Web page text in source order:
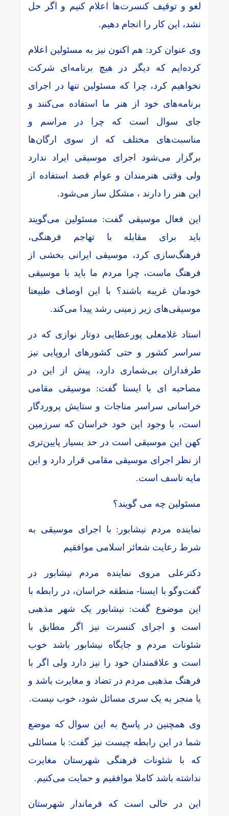
لغو و توقیف کنسرت‌ها اعلام کنیم و اگر حل
نشد، این کار را انجام دهیم.
وی عنوان کرد: هم اکنون نیز به مسئولین اعلام
کرده‌ایم که دیگر در هیچ برنامه‌ای شرکت
نخواهیم کرد، چرا که مسئولین تنها در اجرای
برنامه‌های خود از هنر ما استفاده می‌کنند و
جای سوال است که چرا در مراسم و
مناسبت‌های مختلف که از سوی ارگان‌ها
برگزار می‌شود اجرای موسیقی ایراد ندارد
ولی وقتی هنرمندان و عوام قصد استفاده از
این هنر را دارند ، مشکل ساز می‌شود.
این فعال موسیقی گفت: مسئولین می‌گویند
باید برای مقابله با تهاجم فرهنگی،
فرهنگ‌سازی کرد، موسیقی ایرانی بخشی از
فرهنگ ماست، چرا مردم ما باید با موسیقی
خودمان غریبه باشند؟ با این اوصاف طبیعتا
موسیقی‌های زیر زمینی رشد پیدا می‌کند.
استاد غلامعلی پورعطایی دوتار نوازی که در
سراسر کشور و حتی کشورهای اروپایی نیز
طرفداران بی‌شماری دارد، پیش از این در
مصاحبه ای با ایسنا گفت: موسیقی مقامی
خراسانی سراسر مناجات و ستایش پروردگار
است، با وجود این خود خراسان که سرزمین
کهن این موسیقی است در حد بسیار پایین‌تری
از نظر اجرای موسیقی مقامی قرار دارد و این
مایه تاسف است.
مسئولین چه می گویند؟
نماینده مردم نیشابور: با اجرای موسیقی به
شرط رعایت شعائر اسلامی موافقیم
دکترعلی مروی نماینده مردم نیشابور در
گفت‌وگو با ایسنا- منطقه خراسان، در رابطه با
این موضوع گفت: نیشابور یک شهر مذهبی
است و اجرای کنسرت نیز اگر مطابق با
شئونات مردم و جایگاه نیشابور باشد خوب
است و علاقمندان خود را نیز دارد ولی اگر با
فرهنگ مذهبی مردم در تضاد و مغایرت باشد و
یا منجر به یک سری مسائل شود، خوب نیست.
وی همچنین در پاسخ به این سوال که موضع
شما در این رابطه چیست نیز گفت: با مسائلی
که با شئونات فرهنگی شهرستان مغایرت
نداشته باشد کاملا موافقیم و حمایت می‌کنیم.
این در حالی است که فرماندار شهرستان